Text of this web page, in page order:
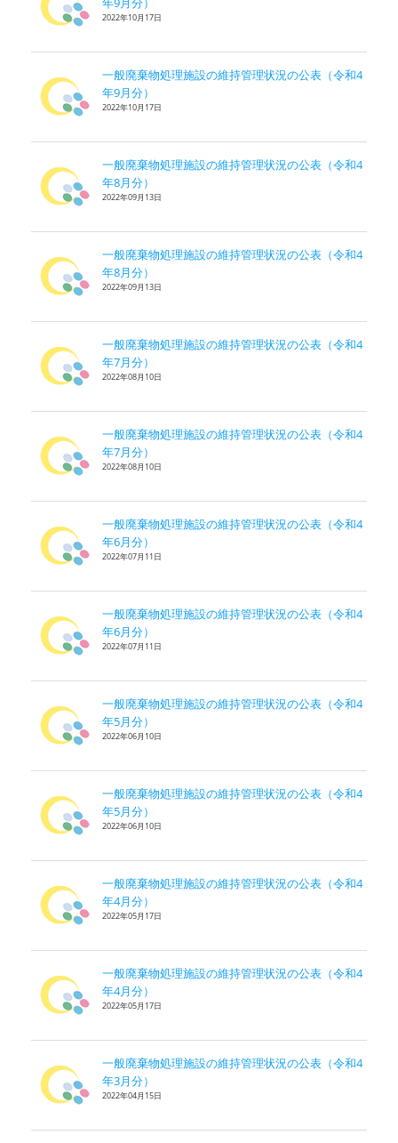
2022年10月17日
一般廃棄物処理施設の維持管理状況の公表（令和4
年9月分）
2022年10月17日
一般廃棄物処理施設の維持管理状況の公表（令和4
年8月分）
2022年09月13日
一般廃棄物処理施設の維持管理状況の公表（令和4
年8月分）
2022年09月13日
一般廃棄物処理施設の維持管理状況の公表（令和4
年7月分）
2022年08月10日
一般廃棄物処理施設の維持管理状況の公表（令和4
年7月分）
2022年08月10日
一般廃棄物処理施設の維持管理状況の公表（令和4
年6月分）
2022年07月11日
一般廃棄物処理施設の維持管理状況の公表（令和4
年6月分）
2022年07月11日
一般廃棄物処理施設の維持管理状況の公表（令和4
年5月分）
2022年06月10日
一般廃棄物処理施設の維持管理状況の公表（令和4
年5月分）
2022年06月10日
一般廃棄物処理施設の維持管理状況の公表（令和4
年4月分）
2022年05月17日
一般廃棄物処理施設の維持管理状況の公表（令和4
年4月分）
2022年05月17日
一般廃棄物処理施設の維持管理状況の公表（令和4
年3月分）
2022年04月15日